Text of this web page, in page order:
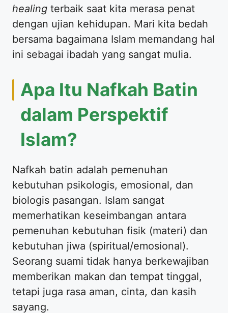
healing terbaik saat kita merasa penat
dengan ujian kehidupan. Mari kita bedah
bersama bagaimana Islam memandang hal
ini sebagai ibadah yang sangat mulia.
​Apa Itu Nafkah Batin
dalam Perspektif
Islam?
​Nafkah batin adalah pemenuhan
kebutuhan psikologis, emosional, dan
biologis pasangan. Islam sangat
memerhatikan keseimbangan antara
pemenuhan kebutuhan fisik (materi) dan
kebutuhan jiwa (spiritual/emosional).
Seorang suami tidak hanya berkewajiban
memberikan makan dan tempat tinggal,
tetapi juga rasa aman, cinta, dan kasih
sayang.